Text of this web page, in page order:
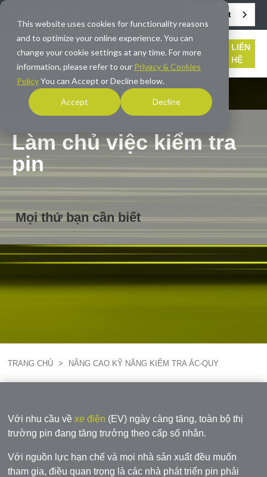
This website uses cookies for functionality reasons
and to optimize your online experience. You can
change your cookie settings at any time. For more
information, please refer to our Privacy & Cookies
PolicyYou can Accept or Decline below.
Accept Decline
Tiếng Việt
LIÊN
HỆ
Làm chủ việc kiểm tra
pin
Mọi thứ bạn cần biết
TRANG CHỦ > NÂNG CAO KỸ NĂNG KIỂM TRA ẮC-QUY
Với nhu cầu về xe điện (EV) ngày càng tăng, toàn bộ thị
trường pin đang tăng trưởng theo cấp số nhân.
Với nguồn lực hạn chế và mọi nhà sản xuất đều muốn
tham gia, điều quan trọng là các nhà phát triển pin phải